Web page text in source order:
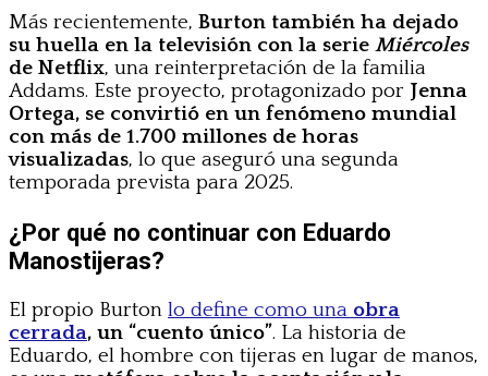
Más recientemente, Burton también ha dejado
su huella en la televisión con la serie Miércoles
de Netflix, una reinterpretación de la familia
Addams. Este proyecto, protagonizado por Jenna
Ortega, se convirtió en un fenómeno mundial
con más de 1.700 millones de horas
visualizadas, lo que aseguró una segunda
temporada prevista para 2025.
¿Por qué no continuar con Eduardo
Manostijeras?
El propio Burton lo define como una obra
cerrada, un “cuento único”. La historia de
Eduardo, el hombre con tijeras en lugar de manos,